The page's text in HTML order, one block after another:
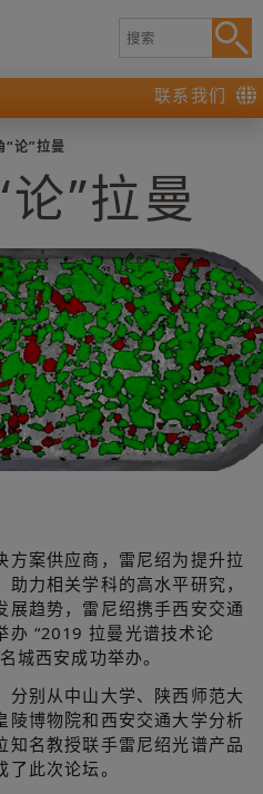
联系我们
“论”拉曼
”拉曼
方案供应商，雷尼绍为提升拉
力相关学科的高水平研究，
展趋势，雷尼绍携手西安交通
办 “2019 拉曼光谱技术论
城西安成功举办。
分别从中山大学、陕西师范大
陵博物院和西安交通大学分析
知名教授联手雷尼绍光谱产品
此次论坛。